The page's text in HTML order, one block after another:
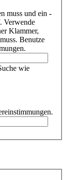
muss und ein -
Verwende
Klammer,
Benutze
wie